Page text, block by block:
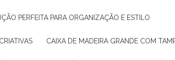
PERFEITA PARA ORGANIZAÇÃO E ESTILO
CAIXA DE MADEIRA GRANDE COM